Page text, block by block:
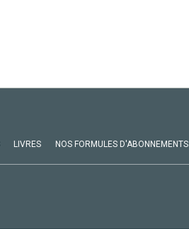
LIVRES NOS FORMULES D'ABONNEMENTS